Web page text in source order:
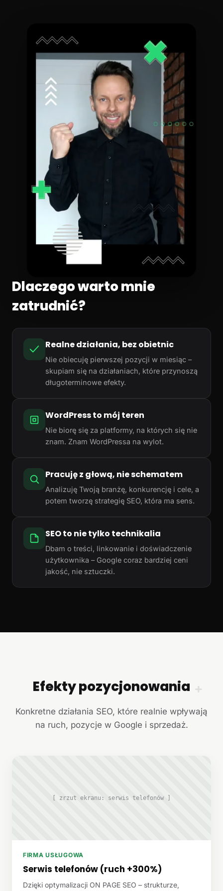
Dlaczego warto mnie
zatrudnić?
Realne działania, bez obietnic
Nie obiecuję pierwszej pozycji w miesiąc –
skupiam się na działaniach, które przynoszą
długoterminowe efekty.
WordPress to mój teren
Nie biorę się za platformy, na których się nie
znam. Znam WordPressa na wylot.
Pracuję z głową, nie schematem
Analizuję Twoją branżę, konkurencję i cele, a
potem tworzę strategię SEO, która ma sens.
SEO to nie tylko technikalia
Dbam o treści, linkowanie i doświadczenie
użytkownika – Google coraz bardziej ceni
jakość, nie sztuczki.
+
Efekty pozycjonowania
Konkretne działania SEO, które realnie wpływają
na ruch, pozycje w Google i sprzedaż.
[ zrzut ekranu: serwis telefonów ]
FIRMA USŁUGOWA
Serwis telefonów (ruch +300%)
Dzięki optymalizacji ON PAGE SEO – strukturze,